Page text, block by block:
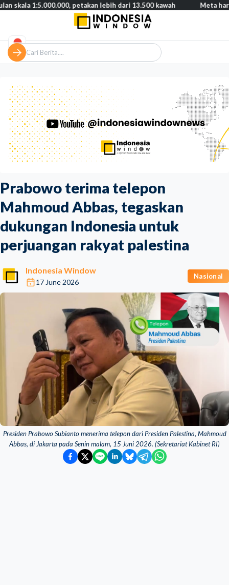
Prabowo terima telepon
Mahmoud Abbas, tegaskan
dukungan Indonesia untuk
perjuangan rakyat palestina
Indonesia Window
17 June 2026
Nasional
Presiden Prabowo Subianto menerima telepon dari Presiden Palestina, Mahmoud
Abbas, di Jakarta pada Senin malam, 15 Juni 2026. (Sekretariat Kabinet RI)
petakan lebih dari 13.500 kawah Meta harus bayar